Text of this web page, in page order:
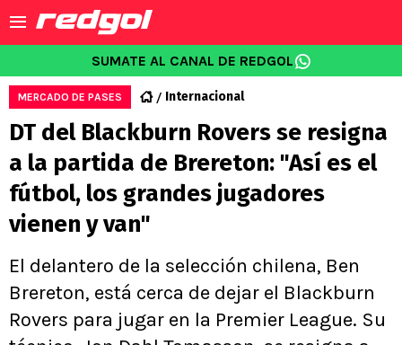
SUMATE AL CANAL DE REDGOL
MERCADO DE PASES Internacional
DT del Blackburn Rovers se resigna
a la partida de Brereton: "Así es el
fútbol, los grandes jugadores
vienen y van"
El delantero de la selección chilena, Ben
Brereton, está cerca de dejar el Blackburn
Rovers para jugar en la Premier League. Su